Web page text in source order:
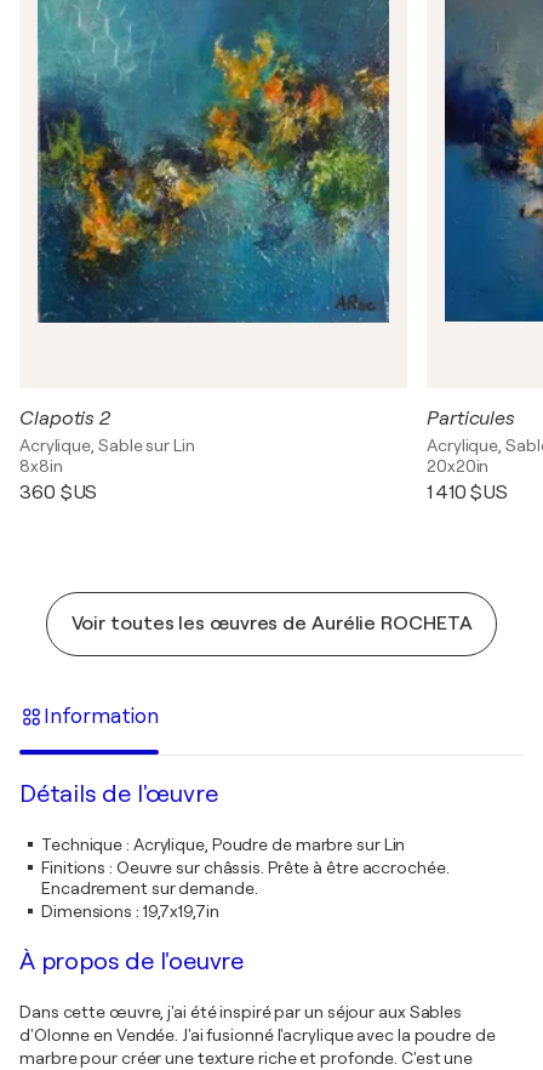
Clapotis 2
Acrylique, Sable sur Lin
8x8in
360 $US
Particules
Acrylique,
20x20in
1 410 $US
Voir toutes les œuvres de Aurélie ROCHETA
Information
Détails de l'œuvre
Technique: Acrylique, Poudre de marbre sur Lin
Finitions : Oeuvre sur châssis. Prête à être accrochée.
Encadrement sur demande.
Dimensions : 19,7x19,7in
À propos de l'oeuvre
Dans cette œuvre, j'ai été inspiré par un séjour aux Sables
d'Olonne en Vendée. J'ai fusionné l'acrylique avec la poudre de
marbre pour créer une texture riche et profonde. C'est une